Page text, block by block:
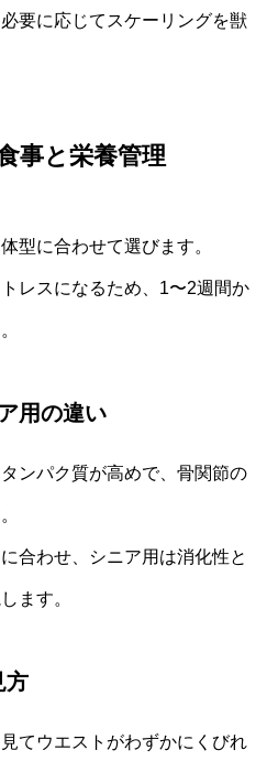
要に応じてスケーリングを獣
事と栄養管理
型に合わせて選びます。
レスになるため、1〜2週間か
用の違い
ンパク質が高めで、骨関節の
合わせ、シニア用は消化性と
ます。
方
てウエストがわずかにくびれ